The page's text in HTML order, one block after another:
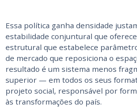
Essa política ganha densidade
estabilidade conjuntural que
estrutural que estabelece
de mercado que reposiciona o
resultado é um sistema menos
superior — em todos os seus
projeto social, responsável por
às transformações do país.